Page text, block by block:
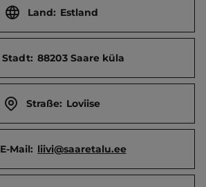
Land: Estland
Stadt: 88203 Saare küla
Straße: Loviise
E-Mail: liivi@saaretalu.ee